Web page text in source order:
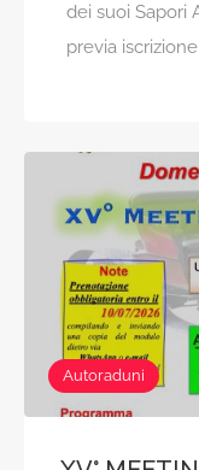
dei suoi Sapori
previa
Autoraduni